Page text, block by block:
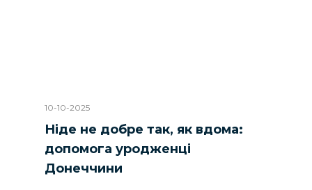
10-10-2025
Ніде не добре так, як вдома:
допомога уродженці
Донеччини